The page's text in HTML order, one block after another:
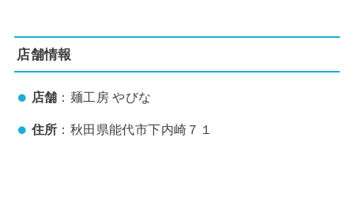
店舗情報
店舗 ：麺工房 やびな
住所 ：秋田県能代市下内崎７１